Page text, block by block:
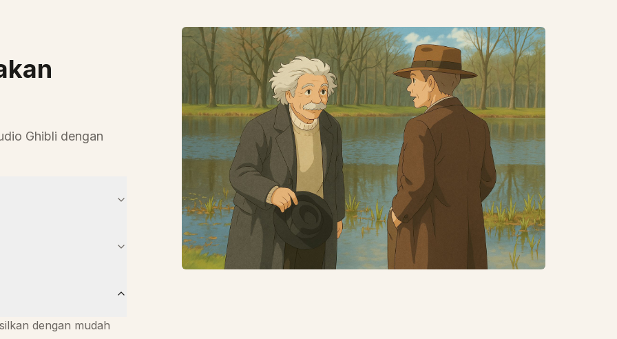
Ghibli dengan
dengan mudah